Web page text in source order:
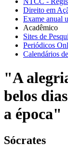
Direito em
Exame anual
Acadêmico
Sites de
Periódicos
Calendários
"A
belos
a época"
Sócrates